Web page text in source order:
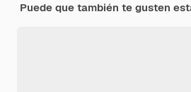
Puede que también te gusten